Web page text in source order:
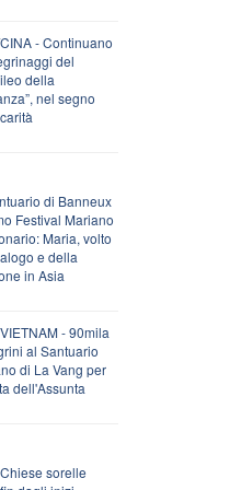
- Continuano
del
della
nel segno
di Banneux
Festival Mariano
Maria, volto
e della
in Asia
- 90mila
al Santuario
di La Vang per
dell'Assunta
sorelle